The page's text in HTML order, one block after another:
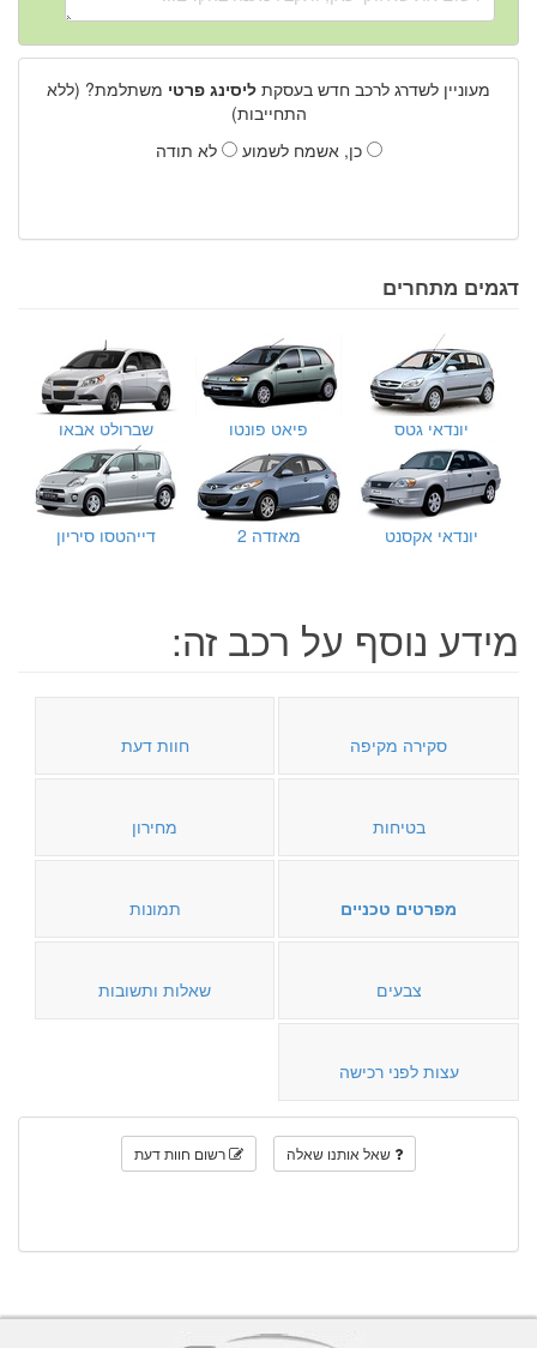
מעוניין לשדרג לרכב חדש בעסקת ליסינג פרטי משתלמת? (ללא
התחייבות)
כן, אשמח לשמוע
לא תודה
דגמים מתחרים
יונדאי גטס פיאט פונטו שברולט אבאו
יונדאי אקסנט מאזדה 2 דייהטסו סיריון
מידע נוסף על רכב זה:
סקירה מקיפה חוות דעת
בטיחות מחירון
מפרטים טכניים תמונות
צבעים שאלות ותשובות
עצות לפני רכישה
שאל אותנו שאלה רשום חוות דעת